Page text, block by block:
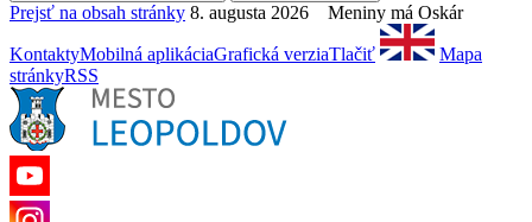
Prejsť na obsah stránky 8. augusta 2026 Meniny má Oskár
KontaktyMobilná aplikáciaGrafická verziaTlačiť
Mapa
stránkyRSS